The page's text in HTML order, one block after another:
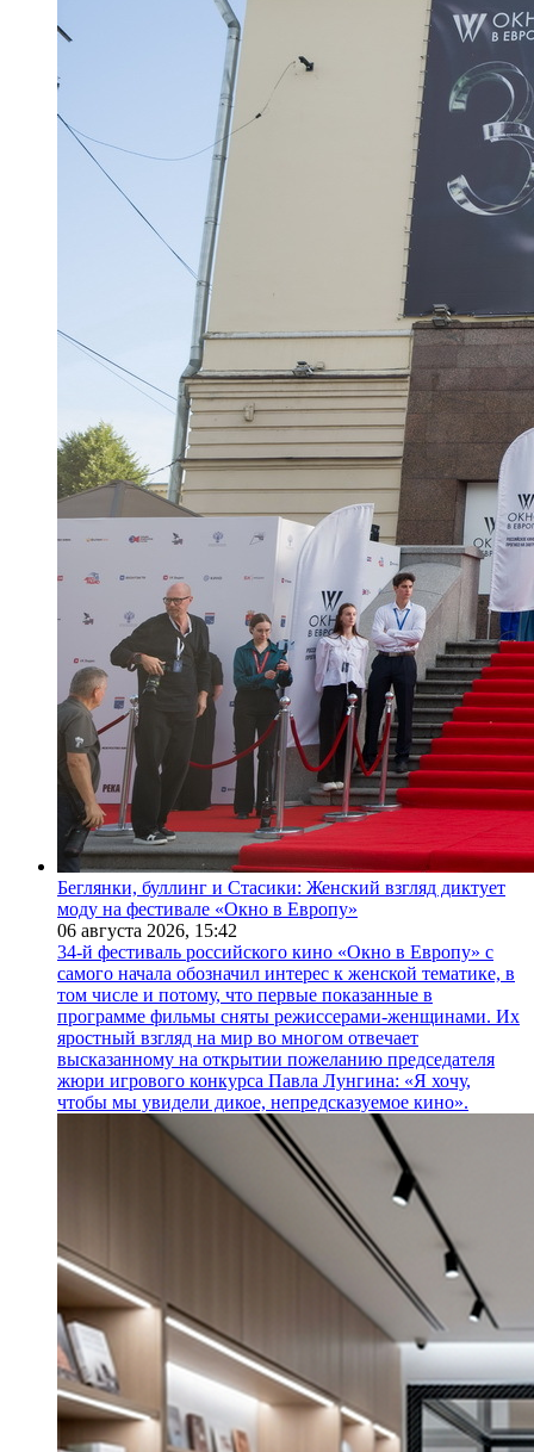
Беглянки, буллинг и Стасики: Женский взгляд диктует
моду на фестивале «Окно в Европу»
06 августа 2026, 15:42
34-й фестиваль российского кино «Окно в Европу» с
самого начала обозначил интерес к женской тематике, в
том числе и потому, что первые показанные в
программе фильмы сняты режиссерами-женщинами. Их
яростный взгляд на мир во многом отвечает
высказанному на открытии пожеланию председателя
жюри игрового конкурса Павла Лунгина: «Я хочу,
чтобы мы увидели дикое, непредсказуемое кино».